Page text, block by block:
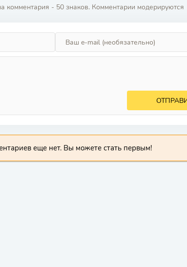
комментария - 50 знаков. Комментарии модерируются
еще нет. Вы можете стать первым!